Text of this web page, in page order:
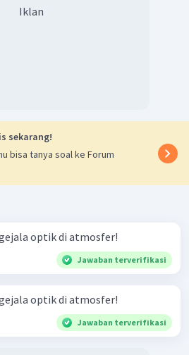
Iklan
sekarang!
bisa tanya soal ke Forum
optik di atmosfer!
Jawaban terverifikasi
optik di atmosfer!
Jawaban terverifikasi